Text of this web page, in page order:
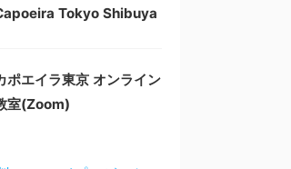
Tokyo Shibuya
ポエイラ東京 オンライン
室(Zoom)